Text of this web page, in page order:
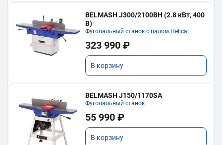
BELMASH J300/2100ВH (2.8 кВт, 400
В)
Фуговальный станок с валом Helical
323 990 ₽
В корзину
BELMASH J150/1170SA
Фуговальный станок
55 990 ₽
В корзину